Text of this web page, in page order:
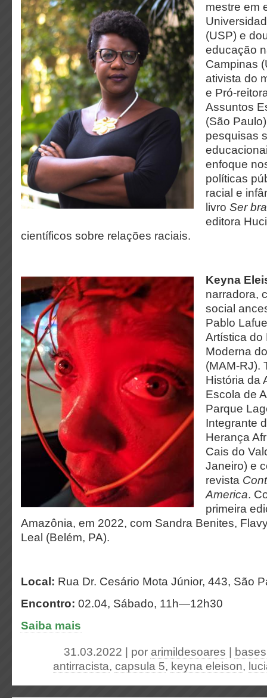
mestre em
(USP) e
educação
Campinas
ativista do
e Pró-
Assuntos
(São
pesquisas
enfoque
políticas
racial e
livro Ser
editora
científicos sobre relações raciais.
Keyna
narradora,
social
Pablo
Artística do
Moderna
(MAM-RJ).
História da
Escola de
Parque
Integrante
Herança
Cais do
Janeiro) e
revista
America.
primeira
Amazônia, em 2022, com Sandra Benites,
Leal (Belém, PA).
Local: Rua Dr. Cesário Mota Júnior, 443, São
Encontro: 02.04, Sábado, 11h—12h30
Saiba mais
31.03.2022 | por arimildesoares
antirracista, capsula 5, keyna eleison,